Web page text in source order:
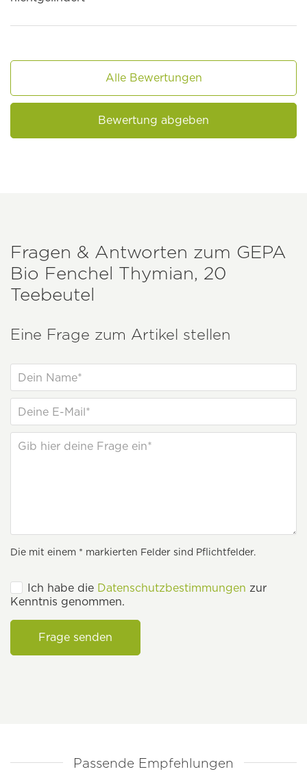
Alle Bewertungen
Bewertung abgeben
Fragen & Antworten zum GEPA
Bio Fenchel Thymian, 20
Teebeutel
Eine Frage zum Artikel stellen
Die mit einem * markierten Felder sind Pflichtfelder.
Ich habe die Datenschutzbestimmungen zur
Kenntnis genommen.
Frage senden
Passende Empfehlungen